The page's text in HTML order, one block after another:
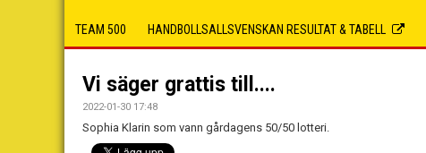
TEAM 500 HANDBOLLSALLSVENSKAN RESULTAT & TABELL
Vi säger grattis till....
2022-01-30 17:48
Sophia Klarin som vann gårdagens 50/50 lotteri.